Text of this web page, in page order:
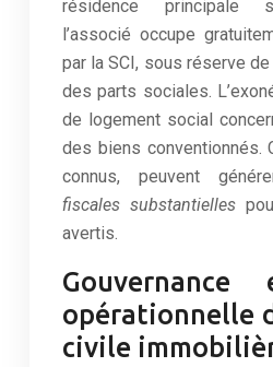
résidence principale
l’associé occupe
par la SCI, sous réserve
des parts sociales.
de logement social
des biens conventionnés.
connus, peuvent
fiscales substantielles
avertis.
opérationnelle
civile